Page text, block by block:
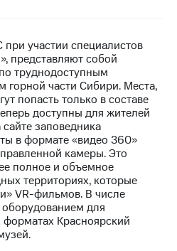
участии специалистов
представляют собой
труднодоступным
горной части Сибири. Места,
попасть только в составе
доступны для жителей
заповедника
в формате «видео 360»
камеры. Это
полное и объемное
территориях, которые
VR-фильмов. В числе
для
Красноярский